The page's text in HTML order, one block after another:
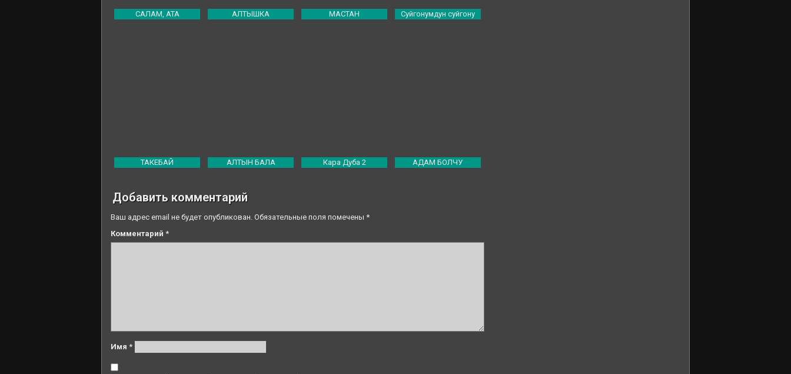
САЛАМ, АТА АЛТЫШКА МАСТАН Суйгонумдун суйгону
ТАКЕБАЙ АЛТЫН БАЛА Кара Дуба 2 АДАМ БОЛЧУ
Добавить комментарий
Ваш адрес email не будет опубликован. Обязательные поля помечены *
Комментарий *
Имя *